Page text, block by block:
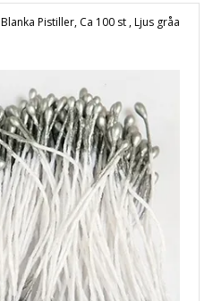
Blanka Pistiller, Ca 100 st , Ljus gråa